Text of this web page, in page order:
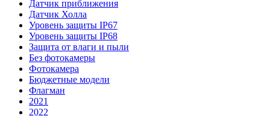
Датчик приближения
Датчик Холла
Уровень защиты IP67
Уровень защиты IP68
Защита от влаги и пыли
Без фотокамеры
Фотокамера
Бюджетные модели
Флагман
2021
2022